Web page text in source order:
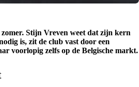
Stijn Vreven weet dat zijn kern
is, zit de club vast door een
voorlopig zelfs op de Belgische markt.